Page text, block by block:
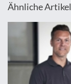
Ähnliche Artikel